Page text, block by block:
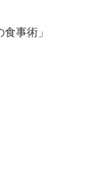
事術」